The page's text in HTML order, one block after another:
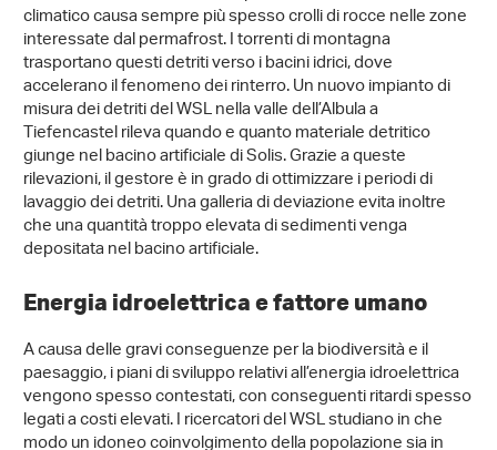
climatico causa sempre più spesso crolli di rocce nelle zone
interessate dal permafrost. I torrenti di montagna
trasportano questi detriti verso i bacini idrici, dove
accelerano il fenomeno dei rinterro. Un nuovo impianto di
misura dei detriti del WSL nella valle dell’Albula a
Tiefencastel rileva quando e quanto materiale detritico
giunge nel bacino artificiale di Solis. Grazie a queste
rilevazioni, il gestore è in grado di ottimizzare i periodi di
lavaggio dei detriti. Una galleria di deviazione evita inoltre
che una quantità troppo elevata di sedimenti venga
depositata nel bacino artificiale.
Energia idroelettrica e fattore umano
A causa delle gravi conseguenze per la biodiversità e il
paesaggio, i piani di sviluppo relativi all’energia idroelettrica
vengono spesso contestati, con conseguenti ritardi spesso
legati a costi elevati. I ricercatori del WSL studiano in che